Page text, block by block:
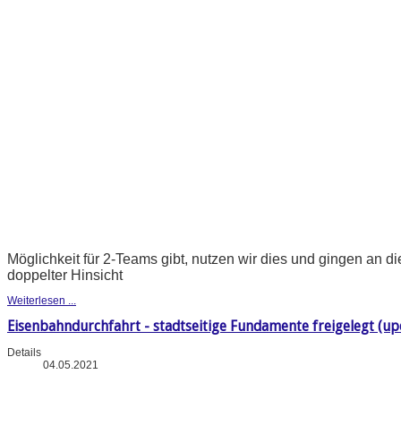
Möglichkeit für 2-Teams gibt, nutzen wir dies und gingen an
doppelter Hinsicht
Weiterlesen ...
Eisenbahndurchfahrt - stadtseitige Fundamente freigelegt
Details
04.05.2021